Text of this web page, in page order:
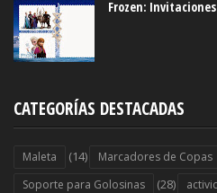
Frozen:
CATEGORÍAS DESTACADAS
Maleta (14) Marcadores de Copas
Soporte para Golosinas (28)